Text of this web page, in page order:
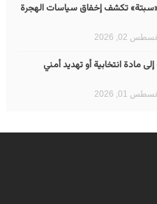
تكشف إخفاق سياسات الهجرة
02, 2026
مادة انتخابية أو تهديد أمني
01, 2026